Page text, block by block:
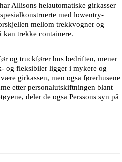
Allisons helautomatiske girkasser
med lowentry-
mellom trekkvogner og
kan trekke containere.
og truckfører hus bedriften, mener
og fleksibiler ligger i mykere og
girkassen, men også førerhusene
etter personalutskiftningen blant
deler de også Perssons syn på